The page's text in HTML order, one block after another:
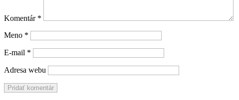
Komentár *
Meno *
E-mail *
Adresa webu